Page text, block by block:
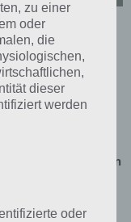
/
deaktivieren
Popup
zu einer
oder
die
dieser
werden
oder